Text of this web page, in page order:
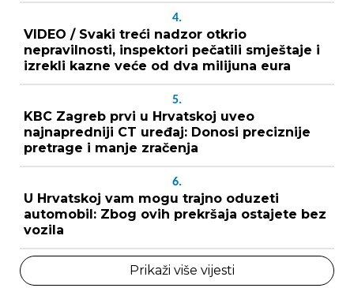
4.
VIDEO / Svaki treći nadzor otkrio
nepravilnosti, inspektori pečatili smještaje i
izrekli kazne veće od dva milijuna eura
5.
KBC Zagreb prvi u Hrvatskoj uveo
najnapredniji CT uređaj: Donosi preciznije
pretrage i manje zračenja
6.
U Hrvatskoj vam mogu trajno oduzeti
automobil: Zbog ovih prekršaja ostajete bez
vozila
Prikaži više vijesti